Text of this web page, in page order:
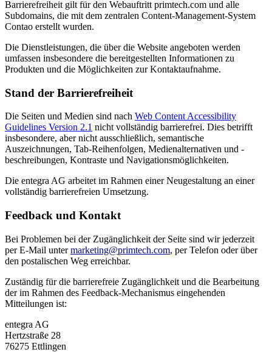
Barrierefreiheit gilt für den Webauftritt primtech.com und alle
Subdomains, die mit dem zentralen Content-Management-System
Contao erstellt wurden.
Die Dienstleistungen, die über die Website angeboten werden
umfassen insbesondere die bereitgestellten Informationen zu
Produkten und die Möglichkeiten zur Kontaktaufnahme.
Stand der Barrierefreiheit
Die Seiten und Medien sind nach Web Content Accessibility
Guidelines Version 2.1 nicht vollständig barrierefrei. Dies betrifft
insbesondere, aber nicht ausschließlich, semantische
Auszeichnungen, Tab-Reihenfolgen, Medienalternativen und -
beschreibungen, Kontraste und Navigationsmöglichkeiten.
Die entegra AG arbeitet im Rahmen einer Neugestaltung an einer
vollständig barrierefreien Umsetzung.
Feedback und Kontakt
Bei Problemen bei der Zugänglichkeit der Seite sind wir jederzeit
per E-Mail untermarketing@primtech.com, per Telefon oder über
den postalischen Weg erreichbar.
Zuständig für die barrierefreie Zugänglichkeit und die Bearbeitung
der im Rahmen des Feedback-Mechanismus eingehenden
Mitteilungen ist:
entegra AG
Hertzstraße 28
76275 Ettlingen